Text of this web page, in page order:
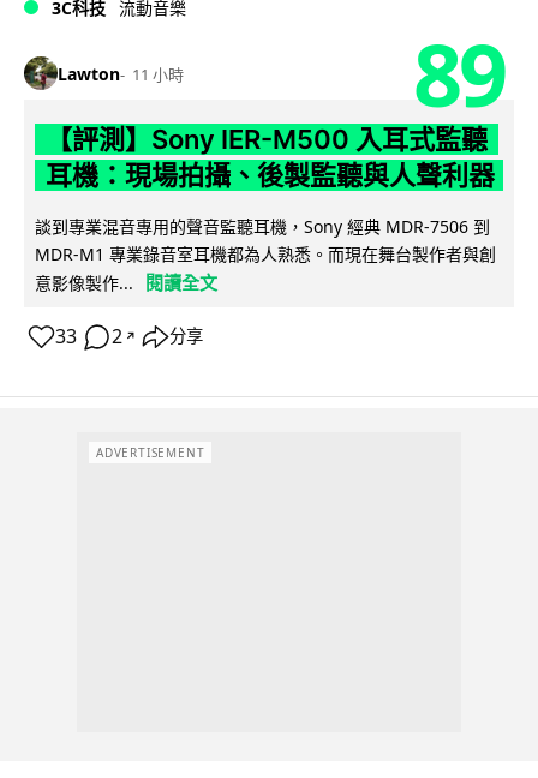
3C科技 流動音樂
Lawton 11 小時 89
【評測】Sony IER-M500 入耳式監聽
耳機：現場拍攝、後製監聽與人聲利器
談到專業混音專用的聲音監聽耳機，Sony 經典 MDR-7506 到
MDR-M1 專業錄音室耳機都為人熟悉。而現在舞台製作者與創
意影像製作...
閱讀全文
33 2 ↗ 分享
ADVERTISEMENT